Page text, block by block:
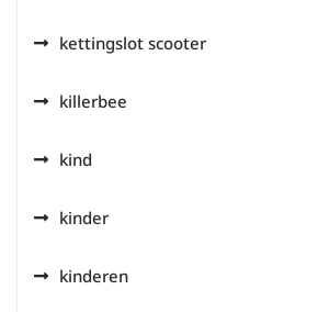
kettingslot scooter
killerbee
kind
kinder
kinderen